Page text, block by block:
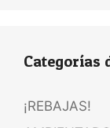
Categorías
¡REBAJAS!